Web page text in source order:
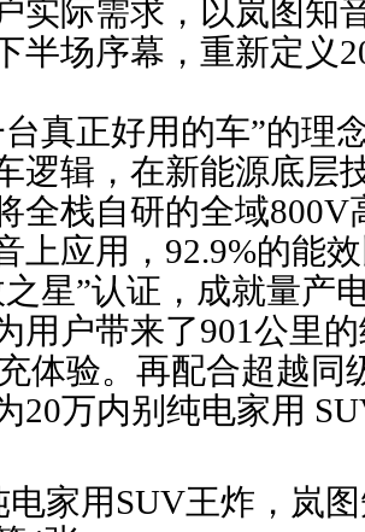
实际需求，以岚图知
半场序幕，重新定义
真正好用的车”的理
逻辑，在新能源底层
全栈自研的全域800V
上应用，92.9%的能
星”认证，成就量产
用户带来了901公里
体验。再配合超越同
20万内别纯电家用